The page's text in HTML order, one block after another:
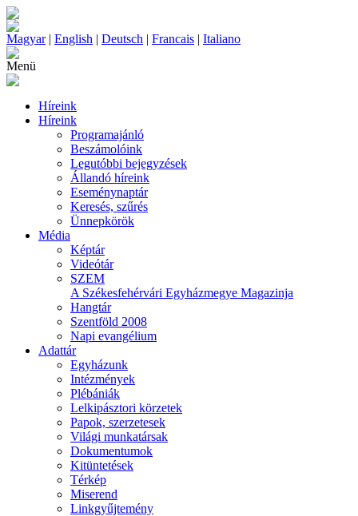
Magyar| English | Deutsch | Francais | Italiano
Menü
Híreink
Híreink
Programajánló
Beszámolóink
Legutóbbi bejegyzések
Állandó híreink
Eseménynaptár
Keresés, szűrés
Ünnepkörök
Média
Képtár
Videótár
SZEM
A Székesfehérvári Egyházmegye Magazinja
Hangtár
Szentföld 2008
Napi evangélium
Adattár
Egyházunk
Intézmények
Plébániák
Lelkipásztori körzetek
Papok, szerzetesek
Világi munkatársak
Dokumentumok
Kitüntetések
Térkép
Miserend
Linkgyűjtemény